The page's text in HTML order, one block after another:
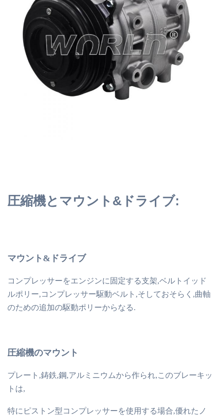
圧縮機とマウント&ドライブ:
マウント&ドライブ
コンプレッサーをエンジンに固定する支架,ベルトイッド
ルポリー,コンプレッサー駆動ベルト,そしておそらく,曲軸
のための追加の駆動ポリーからなる.
圧縮機のマウント
プレート,鋳鉄,鋼,アルミニウムから作られ,このブレーキッ
トは,
特にピストン型コンプレッサーを使用する場合,優れたノ